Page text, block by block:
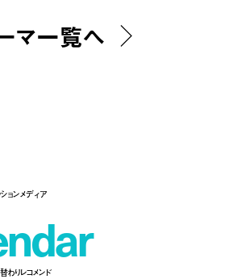
マ一覧へ
ョンメディア
ndar
わりレコメンド